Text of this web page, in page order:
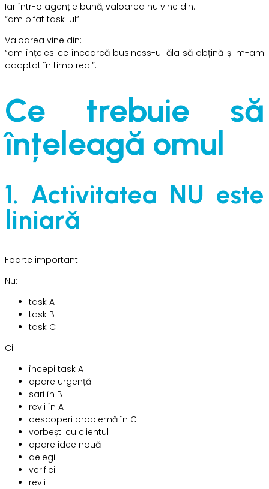
Iar într-o agenție bună, valoarea nu vine din:
“am bifat task-ul”.
Valoarea vine din:
“am înțeles ce încearcă business-ul ăla să obțină și m-am
adaptat în timp real”.
Ce trebuie să
înțeleagă omul
1. Activitatea NU este
liniară
Foarte important.
Nu:
task A
task B
task C
Ci:
începi task A
apare urgență
sari în B
revii în A
descoperi problemă în C
vorbești cu clientul
apare idee nouă
delegi
verifici
revii